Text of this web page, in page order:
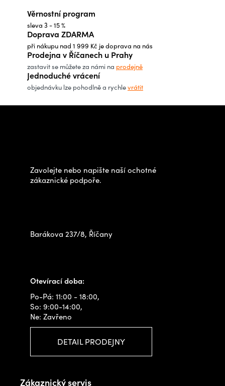
í
p
r
v
k
y
s
Věrnostní program
sleva 3 - 15 %
Doprava ZDARMA
při nákupu nad 1 999 Kč je doprava na nás
Prodejna v Říčanech u Prahy
zastavit se můžete za námi na prodejně
Jednoduché vrácení
objednávku lze pohodlně a rychlevrátit
Z
Zavolejte nebo napište naší ochotné
zákaznické podpoře.
Barákova 237/8, Říčany
Otevírací doba:
Po-Pá: 11:00 - 18:00,
So: 9:00-14:00,
Ne: Zavřeno
DETAIL PRODEJNY
Zákaznický servis